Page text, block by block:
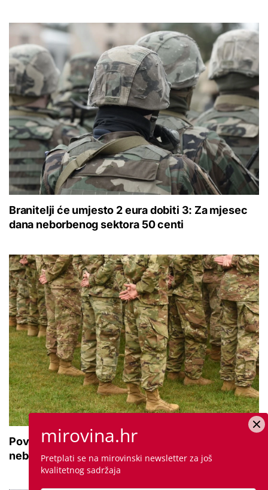
Branitelji će umjesto 2 eura dobiti 3: Za mjesec
dana neborbenog sektora 50 centi
Povećanje braniteljskih mirovina za borbeni i
neborbeni sektor od početka 2027. godine
mirovina.hr
Pretplati se na mirovinski newsletter za još
kvalitetnog sadržaja